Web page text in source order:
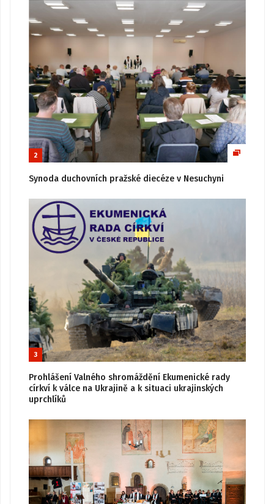
2
Synoda duchovních pražské diecéze v Nesuchyni
3
Prohlášení Valného shromáždění Ekumenické rady
církví k válce na Ukrajině a k situaci ukrajinských
uprchlíků